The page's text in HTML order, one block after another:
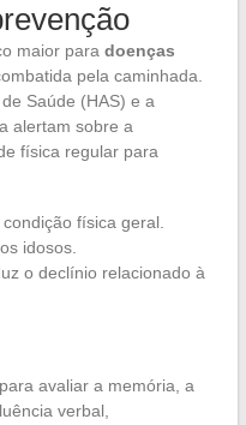
maior para doenças
pela caminhada.
Saúde (HAS) e a
alertam sobre a
física regular para
física geral.
idosos.
o declínio relacionado à
avaliar a memória, a
verbal,